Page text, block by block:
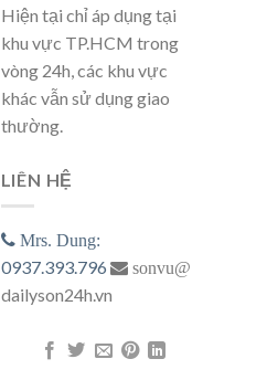
Hiện tại chỉ áp dụng tại
khu vực TP.HCM trong
vòng 24h, các khu vực
khác vẫn sử dụng giao
thường.
LIÊN HỆ
Mrs. Dung:
0937.393.796 sonvu@
dailyson24h.vn